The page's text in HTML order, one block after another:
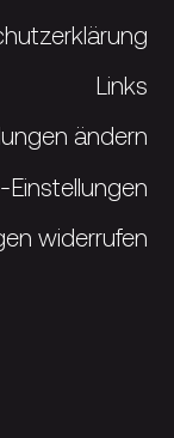
Links
ändern
Einstellungen
widerrufen